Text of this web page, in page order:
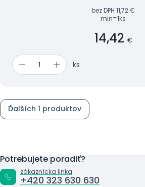
bez DPH 11,72 €
min=1ks
14,42 €
ks
Ďalších 1 produktov
Potrebujete poradiť?
zákaznícka linka
+420 323 630 630